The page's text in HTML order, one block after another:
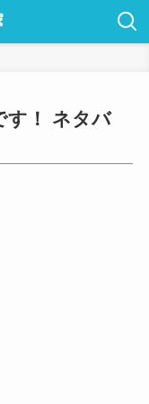
す！ ネタバ